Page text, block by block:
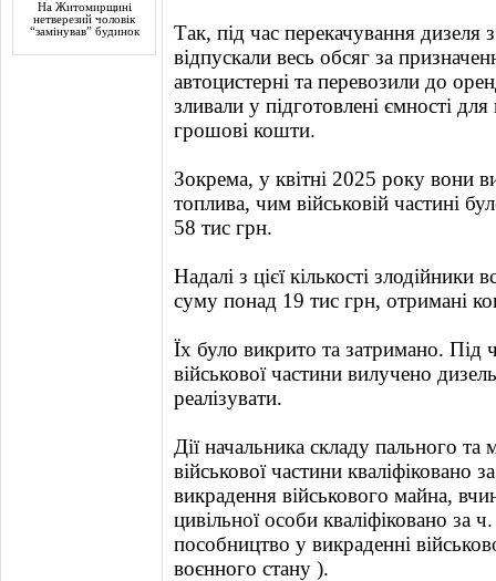
На Житомирщині
нетверезий чоловік
“замінував” будинок
Так, під час перекачування дизеля
відпускали весь обсяг за
автоцистерні та перевозили до
зливали у підготовлені ємності
грошові кошти.
Зокрема, у квітні 2025 року вони
топлива, чим військовій частині
58 тис грн.
Надалі з цієї кількості злодійники
суму понад 19 тис грн, отримані
Їх було викрито та затримано. Під
військової частини вилучено
реалізувати.
Дії начальника складу пального та
військової частини кваліфіковано
викрадення військового майна,
цивільної особи кваліфіковано за
пособництво у викраденні
воєнного стану ).